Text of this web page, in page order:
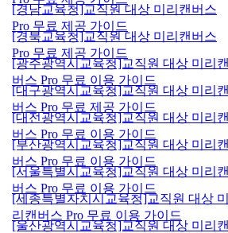
[경남교육청]교직원 대상 미리캔버스
Pro 무료 제공 가이드
[경북교육청]교직원 대상 미리캔버스
Pro 무료 제공 가이드
[광주광역시교육청]교직원 대상 미리캔
버스 Pro 무료 이용 가이드
[대구광역시교육청]교직원 대상 미리캔
버스 Pro 무료 제공 가이드
[대전광역시교육청]교직원 대상 미리캔
버스 Pro 무료 이용 가이드
[부산광역시교육청]교직원 대상 미리캔
버스 Pro 무료 이용 가이드
[서울특별시교육청]교직원 대상 미리캔
버스 Pro 무료 이용 가이드
[세종특별자치시교육청]교직원 대상 미
리캔버스 Pro 무료 이용 가이드
[울산광역시교육청]교직원 대상 미리캔